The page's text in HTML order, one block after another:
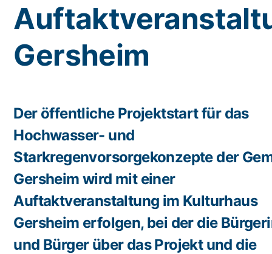
Gersheim
Der öffentliche Projektstart für das
Hochwasser- und
Starkregenvorsorgekonzepte der
Gersheim wird mit einer
Auftaktveranstaltung im Kulturhaus
Gersheim erfolgen, bei der die
und Bürger über das Projekt und die